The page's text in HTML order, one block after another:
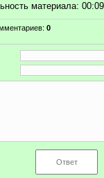
материала:
: 0